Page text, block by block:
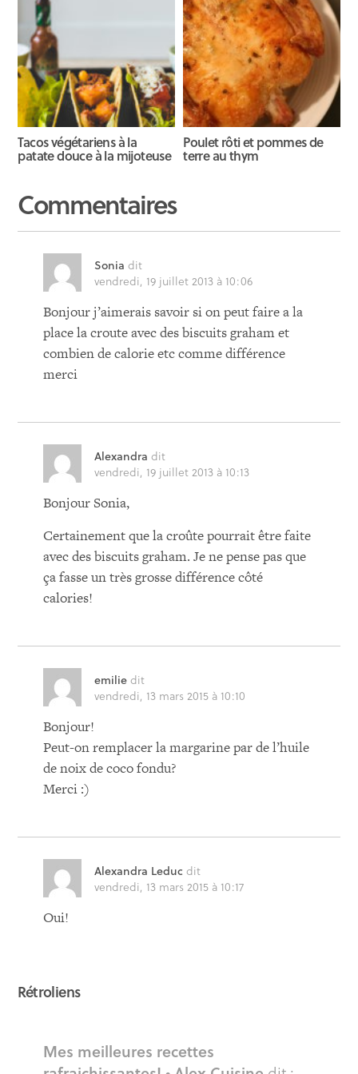
Tacos végétariens à la
patate douce à la mijoteuse
Poulet rôti et pommes de
terre au thym
Commentaires
Sonia dit
vendredi, 19 juillet 2013 à 10:06
Bonjour j’aimerais savoir si on peut faire a la
place la croute avec des biscuits graham et
combien de calorie etc comme différence
merci
Alexandra dit
vendredi, 19 juillet 2013 à 10:13
Bonjour Sonia,
Certainement que la croûte pourrait être faite
avec des biscuits graham. Je ne pense pas que
ça fasse un très grosse différence côté
calories!
emilie dit
vendredi, 13 mars 2015 à 10:10
Bonjour!
Peut-on remplacer la margarine par de l’huile
de noix de coco fondu?
Merci :)
Alexandra Leduc dit
vendredi, 13 mars 2015 à 10:17
Oui!
Rétroliens
Mes meilleures recettes